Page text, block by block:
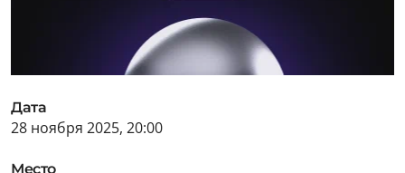
Дата
28 ноября 2025, 20:00
Место